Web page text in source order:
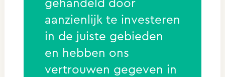
gehandeld door
aanzienlijk te investeren
in de juiste gebieden
en hebben ons
vertrouwen gegeven in